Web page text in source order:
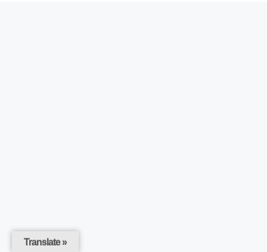
Translate »